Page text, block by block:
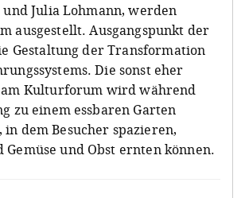
Julia Lohmann, werden
ausgestellt. Ausgangspunkt der
Gestaltung der Transformation
Die sonst eher
am Kulturforum wird während
zu einem essbaren Garten
dem Besucher spazieren,
und Obst ernten können.